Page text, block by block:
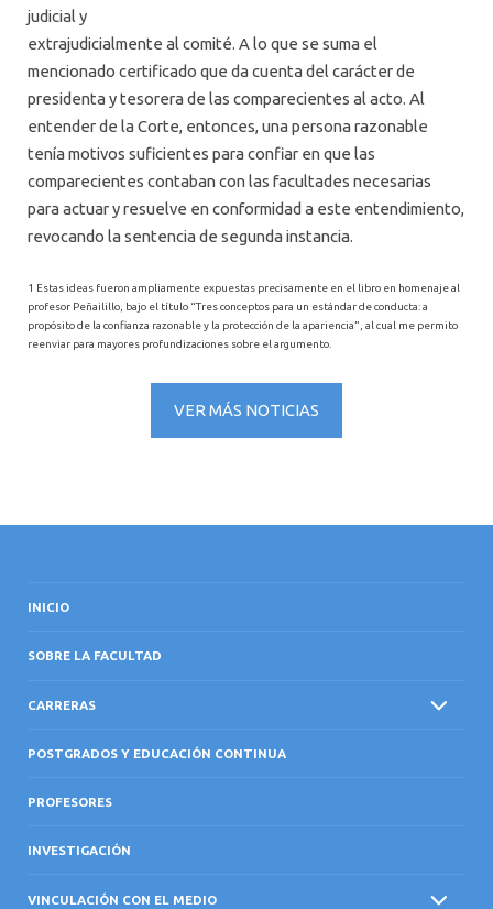
judicial y
extrajudicialmente al comité. A lo que se suma el
mencionado certificado que da cuenta del carácter de
presidenta y tesorera de las comparecientes al acto. Al
entender de la Corte, entonces, una persona razonable
tenía motivos suficientes para confiar en que las
comparecientes contaban con las facultades necesarias
para actuar y resuelve en conformidad a este entendimiento,
revocando la sentencia de segunda instancia.
1 Estas ideas fueron ampliamente expuestas precisamente en el libro en homenaje al
profesor Peñailillo, bajo el título “Tres conceptos para un estándar de conducta: a
propósito de la confianza razonable y la protección de la apariencia”, al cual me permito
reenviar para mayores profundizaciones sobre el argumento.
VER MÁS NOTICIAS
INICIO
SOBRE LA FACULTAD
CARRERAS
POSTGRADOS Y EDUCACIÓN CONTINUA
PROFESORES
INVESTIGACIÓN
VINCULACIÓN CON EL MEDIO